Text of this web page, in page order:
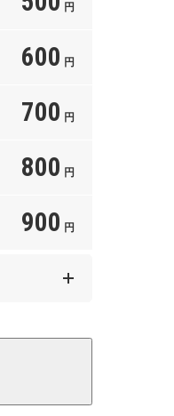
円
600 円
700 円
800 円
900 円
円
2,000 円